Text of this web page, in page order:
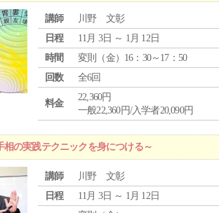
講師
川野 文彰
日程
11月 3日 ～ 1月 12日
時間
変則（金）16：30～17：50
回数
全6回
料金
22,360円
一般22,360円/入学者20,090円
の実践テクニックを身につける～
講師
川野 文彰
日程
11月 3日 ～ 1月 12日